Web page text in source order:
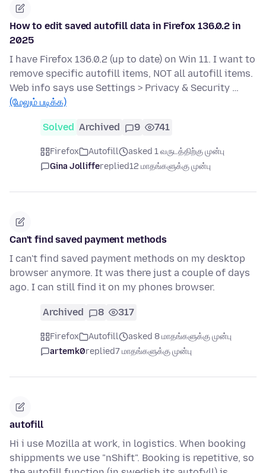
How to edit saved autofill data in Firefox 136.0.2 in
2025
I have Firefox 136.0.2 (up to date) on Win 11. I want to
remove specific autofill items, NOT all autofill items.
Web info says use Settings > Privacy & Security …
(மேலும் படிக்க)
Solved Archived 9 741
Firefox Autofill
asked 1 வருடத்திற்கு முன்பு
Gina Jolliffereplied12 மாதங்களுக்கு முன்பு
Can't find saved payment methods
I can't find saved payment methods on my desktop
browser anymore. It was there just a couple of days
ago. I can still find it on my phones browser.
Archived 8 317
Firefox Autofill
asked 8 மாதங்களுக்கு முன்பு
artemk0replied7 மாதங்களுக்கு முன்பு
autofill
Hi i use Mozilla at work, in logistics. When booking
shippments we use "nShift". Booking is repetitive, so